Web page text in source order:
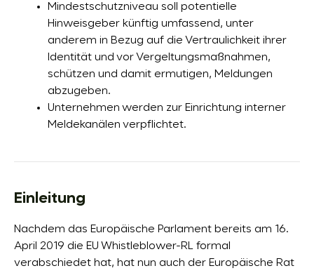
Mindestschutzniveau soll potentielle
Hinweisgeber künftig umfassend, unter
anderem in Bezug auf die Vertraulichkeit ihrer
Identität und vor Vergeltungsmaßnahmen,
schützen und damit ermutigen, Meldungen
abzugeben.
Unternehmen werden zur Einrichtung interner
Meldekanälen verpflichtet.
Einleitung
Nachdem das Europäische Parlament bereits am 16.
April 2019 die EU Whistleblower-RL formal
verabschiedet hat, hat nun auch der Europäische Rat